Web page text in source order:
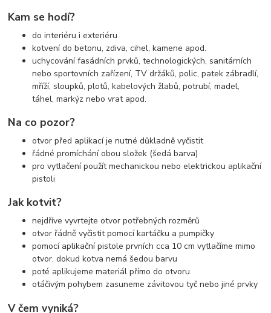
Kam se hodí?
do interiéru i exteriéru
kotvení do betonu, zdiva, cihel, kamene apod.
uchycování fasádních prvků, technologických, sanitárních
nebo sportovních zařízení, TV držáků, polic, patek zábradlí,
mříží, sloupků, plotů, kabelových žlabů, potrubí, madel,
táhel, markýz nebo vrat apod.
Na co pozor?
otvor před aplikací je nutné důkladně vyčistit
řádné promíchání obou složek (šedá barva)
pro vytlačení použít mechanickou nebo elektrickou aplikační
pistoli
Jak kotvit?
nejdříve vyvrtejte otvor potřebných rozměrů
otvor řádně vyčistit pomocí kartáčku a pumpičky
pomocí aplikační pistole prvních cca 10 cm vytlačíme mimo
otvor, dokud kotva nemá šedou barvu
poté aplikujeme materiál přímo do otvoru
otáčivým pohybem zasuneme závitovou tyč nebo jiné prvky
V čem vyniká?